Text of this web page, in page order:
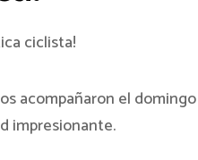
acompañaron el
impresionante.